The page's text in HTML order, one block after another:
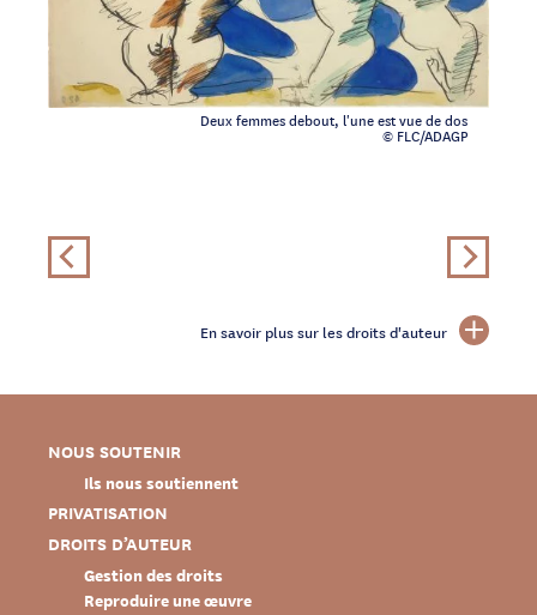
Deux femmes debout, l'une est vue de dos
© FLC/ADAGP
En savoir plus sur les droits d'auteur
NOUS SOUTENIR
Ils nous soutiennent
PRIVATISATION
DROITS D’AUTEUR
Gestion des droits
Reproduire une œuvre